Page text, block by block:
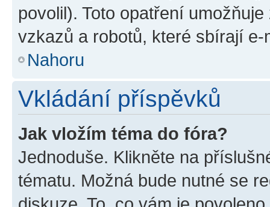
povolil). Toto opatření
vzkazů a robotů, které sbírají e-
Nahoru
Vkládání příspěvků
Jak vložím téma do fóra?
Jednoduše. Klikněte na
tématu. Možná bude nutné se